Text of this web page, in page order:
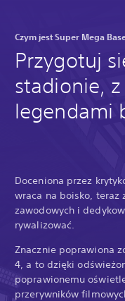
Czym jest Super Mega
Przygotuj
stadionie,
legendami
Doceniona przez
wraca na boisko, teraz
zawodowych i
rywalizować.
Znacznie poprawiona
4, a to dzięki
poprawionemu
przerywników